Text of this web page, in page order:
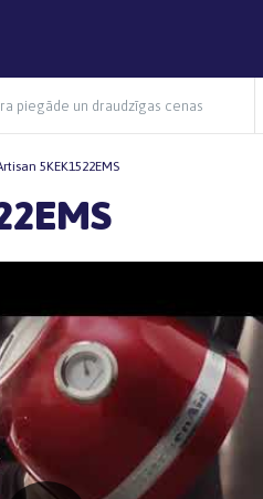
piegāde un draudzīgas cenas
5KEK1522EMS